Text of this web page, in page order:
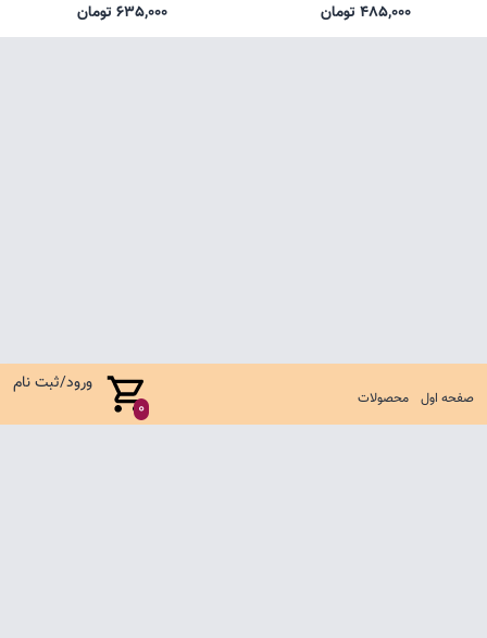
صفحه اول محصولات 0
ورود/ثبت نام
485,000 تومان
635,000 تومان